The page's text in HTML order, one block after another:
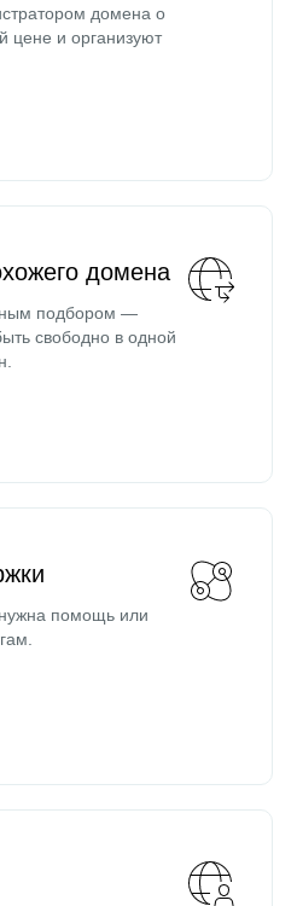
домена о
цене и организуют
домена
подбором —
свободно в одной
помощь или